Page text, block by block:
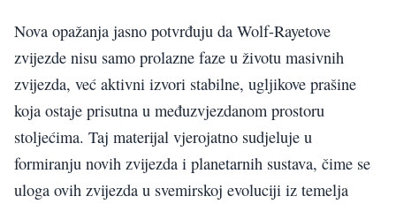
Nova opažanja jasno potvrđuju da Wolf-Rayetove
zvijezde nisu samo prolazne faze u životu masivnih
zvijezda, već aktivni izvori stabilne, ugljikove prašine
koja ostaje prisutna u međuzvjezdanom prostoru
stoljećima. Taj materijal vjerojatno sudjeluje u
formiranju novih zvijezda i planetarnih sustava, čime se
uloga ovih zvijezda u svemirskoj evoluciji iz temelja